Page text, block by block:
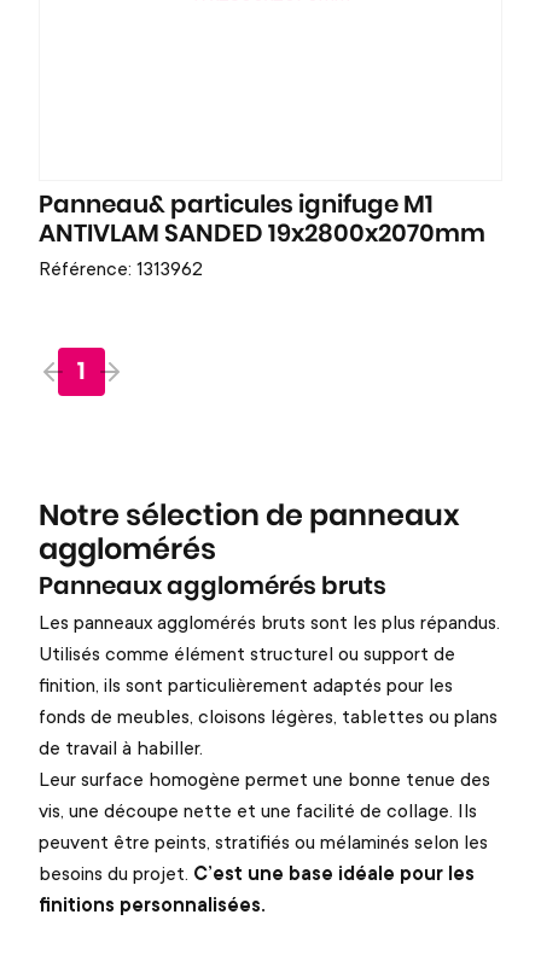
Panneau& particules ignifuge M1
ANTIVLAM SANDED 19x2800x2070mm
Référence: 1313962
1
Notre sélection de panneaux
agglomérés
Panneaux agglomérés bruts
Les panneaux agglomérés bruts sont les plus répandus.
Utilisés comme élément structurel ou support de
finition, ils sont particulièrement adaptés pour les
fonds de meubles, cloisons légères, tablettes ou plans
de travail à habiller.
Leur surface homogène permet une bonne tenue des
vis, une découpe nette et une facilité de collage. Ils
peuvent être peints, stratifiés ou mélaminés selon les
besoins du projet. C’est une base idéale pour les
finitions personnalisées.